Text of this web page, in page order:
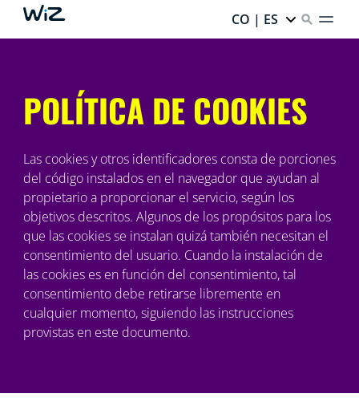
CO | ES
POLÍTICA DE COOKIES
Las cookies y otros identificadores consta de porciones
del código instalados en el navegador que ayudan al
propietario a proporcionar el servicio, según los
objetivos descritos. Algunos de los propósitos para los
que las cookies se instalan quizá también necesitan el
consentimiento del usuario. Cuando la instalación de
las cookies es en función del consentimiento, tal
consentimiento debe retirarse libremente en
cualquier momento, siguiendo las instrucciones
provistas en este documento.